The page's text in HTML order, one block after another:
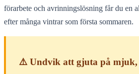
förarbete och avrinningslösning får du en
efter många vintrar som första sommaren.
⚠️ Undvik att gjuta på